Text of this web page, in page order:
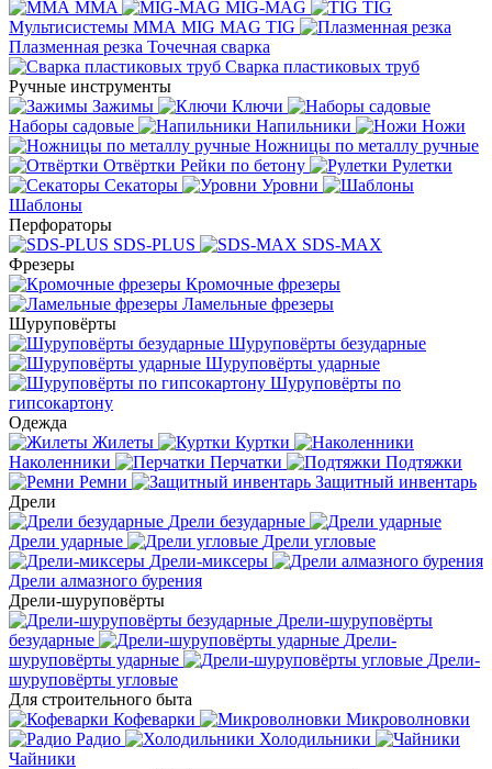
MMA
MIG-MAG
TIG
Мультисистемы ММА MIG MAG TIG
Плазменная резка Точечная сварка
Cварка пластиковых труб
Ручные инструменты
Зажимы
Ключи
Наборы садовые
Напильники
Ножи
Ножницы по металлу ручные
Отвёртки Рейки по бетону
Рулетки
Секаторы
Уровни
Шаблоны
Перфораторы
SDS-PLUS
SDS-MAX
Фрезеры
Кромочные фрезеры
Ламельные фрезеры
Шуруповёрты
Шуруповёрты безударные
Шуруповёрты ударные
Шуруповёрты по
гипсокартону
Одежда
Жилеты
Куртки
Наколенники
Перчатки
Подтяжки
Ремни
Защитный инвентарь
Дрели
Дрели безударные
Дрели ударные
Дрели угловые
Дрели-миксеры
Дрели алмазного бурения
Дрели-шуруповёрты
Дрели-шуруповёрты
безударные
Дрели-
шуруповёрты ударные
Дрели-
шуруповёрты угловые
Для строительного быта
Кофеварки
Микроволновки
Радио
Холодильники
Чайники